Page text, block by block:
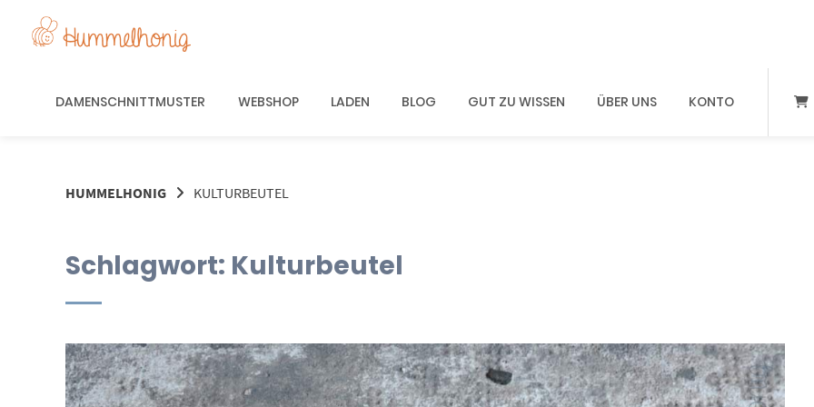
DAMENSCHNITTMUSTER WEBSHOP LADEN BLOG GUT ZU WISSEN ÜBER UNS KONTO
HUMMELHONIG KULTURBEUTEL
Schlagwort: Kulturbeutel